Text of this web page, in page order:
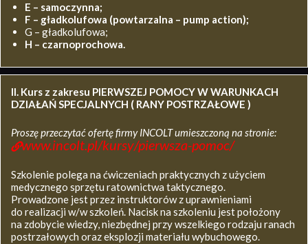
E – samoczynna;
F – gładkolufowa (powtarzalna – pump action);
G – gładkolufowa;
H – czarnoprochowa.
II. Kurs z zakresu PIERWSZEJ POMOCY W WARUNKACH
DZIAŁAŃ SPECJALNYCH ( RANY POSTRZAŁOWE )
Proszę przeczytać ofertę firmy INCOLT umieszczoną na stronie:
www.incolt.pl/kursy/pierwsza-pomoc/
Szkolenie polega na ćwiczeniach praktycznych z użyciem
medycznego sprzętu ratownictwa taktycznego.
Prowadzone jest przez instruktorów z uprawnieniami
do realizacji w/w szkoleń. Nacisk na szkoleniu jest położony
na zdobycie wiedzy, niezbędnej przy wszelkiego rodzaju ranach
postrzałowych oraz eksplozji materiału wybuchowego.